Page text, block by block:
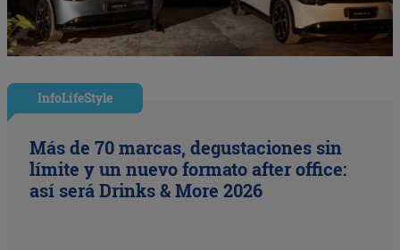
InfoLifeStyle
Más de 70 marcas, degustaciones sin
límite y un nuevo formato after office:
así será Drinks & More 2026